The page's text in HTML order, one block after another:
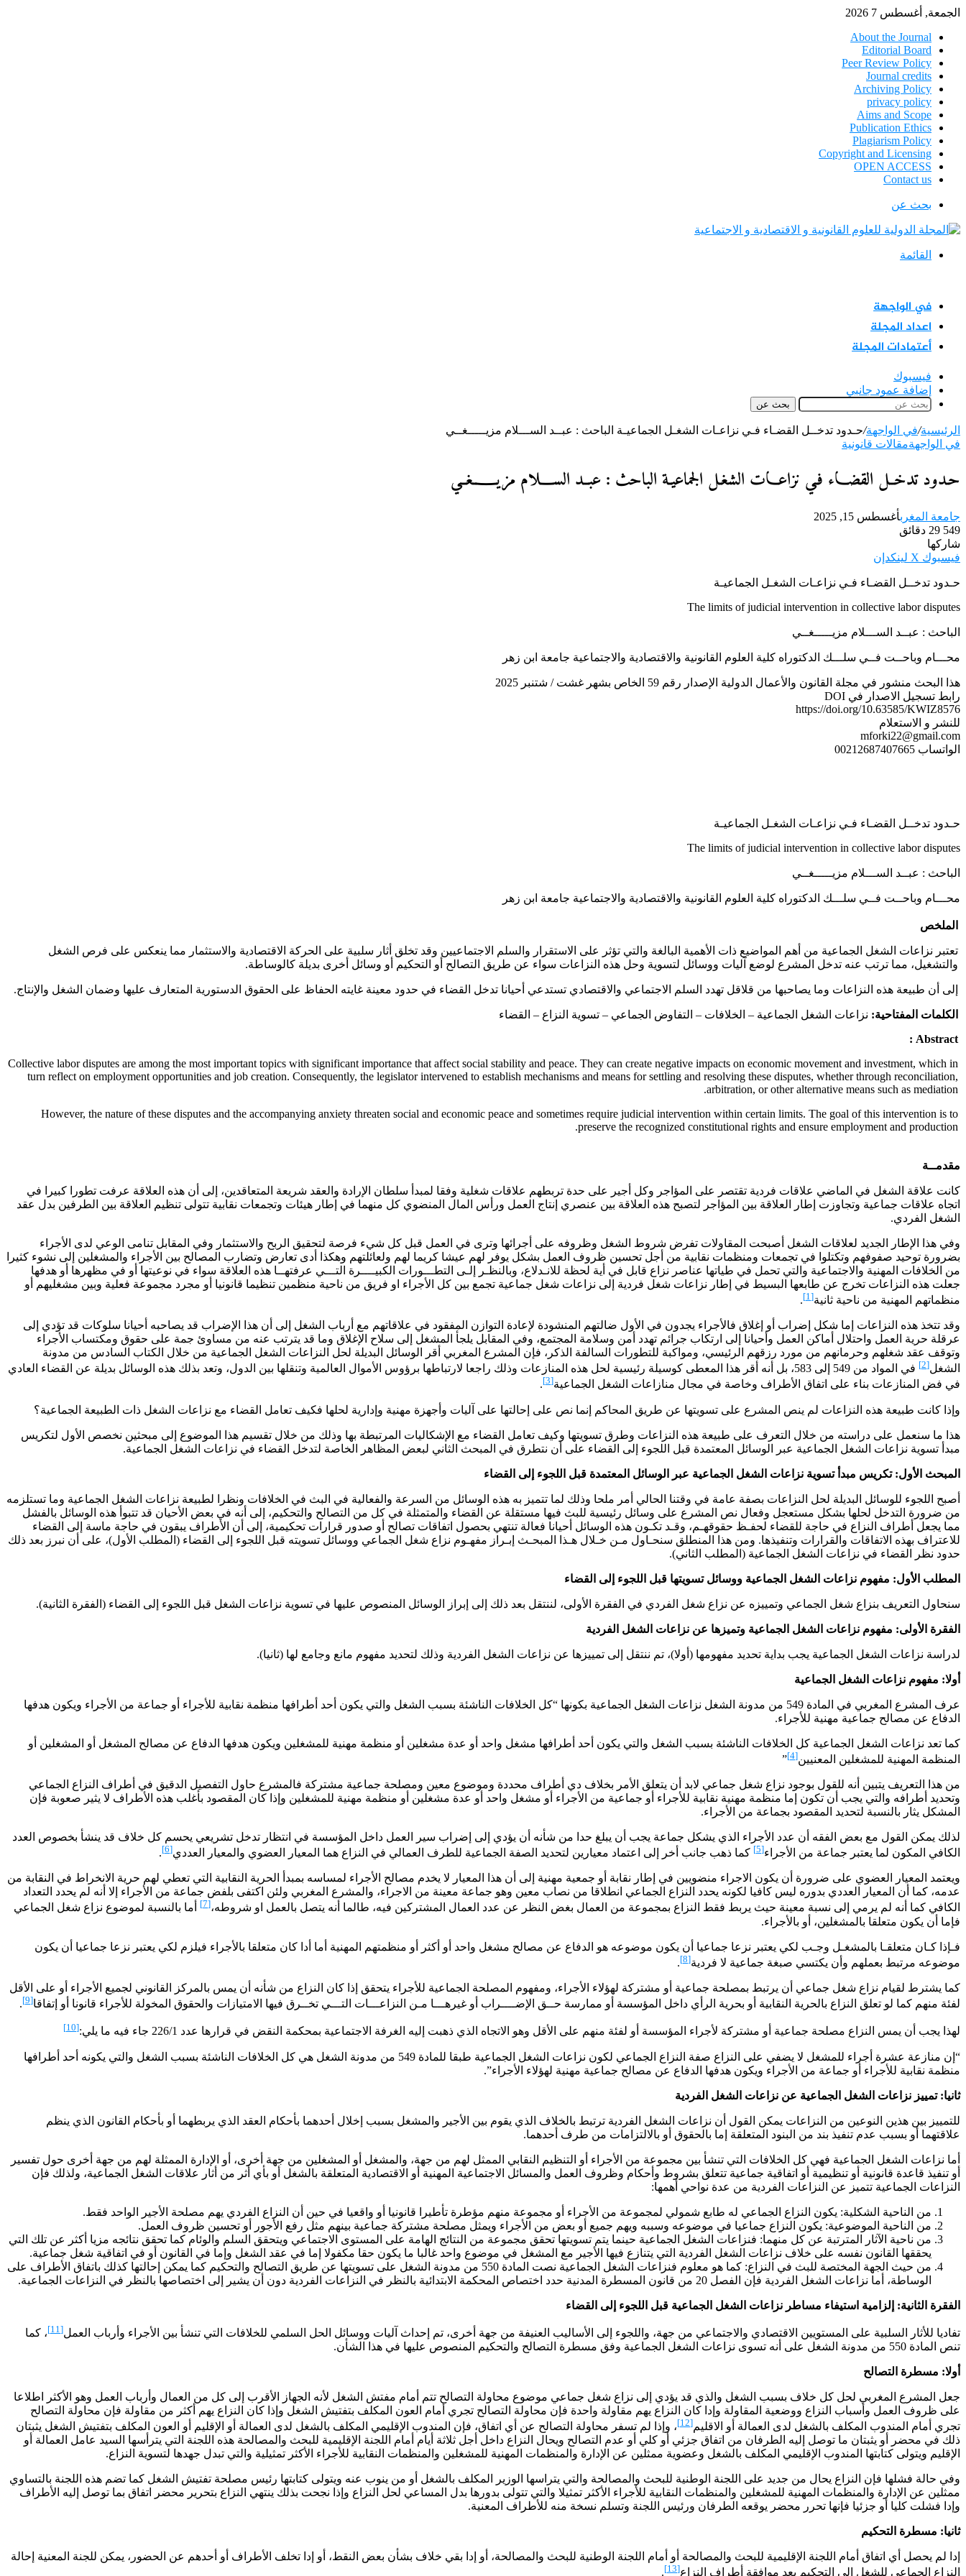
الجمعة, أغسطس 7 2026
About the Journal
Editorial Board
Peer Review Policy
Journal credits
Archiving Policy
privacy policy
Aims and Scope
Publication Ethics
Plagiarism Policy
Copyright and Licensing
OPEN ACCESS
Contact us
بحث عن
القائمة
في الواجهة
اعداد المجلة
أعتمادات المجلة
فيسبوك
إضافة عمود جانبي
بحث عن
الرئيسية/في الواجهة/حـدود تدخــل القضـاء فـي نزاعـات الشغـل الجماعيـة الباحث : عبــد الســـلام مزيـــــغــي
في الواجهةمقالات قانونية
حـدود تدخــل القضـاء فـي نزاعـات الشغـل الجماعيـة الباحث : عبــد الســـلام مزيـــــغــي
جامعة المغربأغسطس 15, 2025
549 29 دقائق
شاركها
فيسبوك ‫X لينكدإن
حـدود تدخــل القضـاء فـي نزاعـات الشغـل الجماعيـة
The limits of judicial intervention in collective labor disputes
الباحث : عبــد الســـلام مزيـــــغــي
محـــام وباحــت فــي سلـــك الدكتوراه كلية العلوم القانونية والاقتصادية والاجتماعية جامعة ابن زهر
هذا البحث منشور في مجلة القانون والأعمال الدولية الإصدار رقم 59 الخاص بشهر غشت / شتنبر 2025
رابط تسجيل الاصدار في DOI
https://doi.org/10.63585/KWIZ8576
للنشر و الاستعلام
mforki22@gmail.com
الواتساب 00212687407665
حـدود تدخــل القضـاء فـي نزاعـات الشغـل الجماعيـة
The limits of judicial intervention in collective labor disputes
الباحث : عبــد الســـلام مزيـــــغــي
محـــام وباحــت فــي سلـــك الدكتوراه كلية العلوم القانونية والاقتصادية والاجتماعية جامعة ابن زهر
الملخص
تعتبر نزاعات الشغل الجماعية من أهم المواضيع ذات الأهمية البالغة والتي تؤثر على الاستقرار والسلم الاجتماعيين وقد تخلق أثار سلبية على الحركة الاقتصادية والاستثمار مما ينعكس على فرص الشغل
والتشغيل، مما ترتب عنه تدخل المشرع لوضع آليات ووسائل لتسوية وحل هذه النزاعات سواء عن طريق التصالح أو التحكيم أو وسائل أخرى بديلة كالوساطة.
إلى أن طبيعة هذه النزاعات وما يصاحبها من قلاقل تهدد السلم الاجتماعي والاقتصادي تستدعي أحيانا تدخل القضاء في حدود معينة غايته الحفاظ على الحقوق الدستورية المتعارف عليها وضمان الشغل والإنتاج.
الكلمات المفتاحية: نزاعات الشغل الجماعية – الخلافات – التفاوض الجماعي – تسوية النزاع – القضاء
Abstract :
Collective labor disputes are among the most important topics with significant importance that affect social stability and peace. They can create negative impacts on economic movement and investment, which in
turn reflect on employment opportunities and job creation. Consequently, the legislator intervened to establish mechanisms and means for settling and resolving these disputes, whether through reconciliation,
arbitration, or other alternative means such as mediation.
However, the nature of these disputes and the accompanying anxiety threaten social and economic peace and sometimes require judicial intervention within certain limits. The goal of this intervention is to
preserve the recognized constitutional rights and ensure employment and production.
مقدمــة
كانت علاقة الشغل في الماضي علاقات فردية تقتصر على المؤاجر وكل أجير على حدة تربطهم علاقات شغلية وفقا لمبدأ سلطان الإرادة والعقد شريعة المتعاقدين، إلى أن هذه العلاقة عرفت تطورا كبيرا في
اتجاه علاقات جماعية وتجاوزت إطار العلاقة بين المؤاجر لتصبح هذه العلاقة بين عنصري إنتاج العمل ورأس المال المنضوي كل منهما في إطار هيئات وتجمعات نقابية تتولى تنظيم العلاقة بين الطرفين بدل عقد
الشغل الفردي.
وفي هذا الإطار الجديد لعلاقات الشغل أصبحت المقاولات تفرض شروط الشغل وظروفه على أجرائها وترى في العمل قبل كل شيء فرصة لتحقيق الربح والاستثمار وفي المقابل تنامى الوعي لدى الأجراء
بضرورة توحيد صفوفهم وتكتلوا في تجمعات ومنظمات نقابية من أجل تحسين ظروف العمل بشكل يوفر لهم عيشا كريما لهم ولعائلتهم وهكذا أدى تعارض وتضارب المصالح بين الأجراء والمشغلين إلى نشوء كثيرا
من الخلافات المهنية والاجتماعية والتي تحمل في طياتها عناصر نزاع قابل في أية لحظة للانـدلاع، وبالنظـر إلـى التطـــورات الكبيــــرة التـــي عرفتهــا هذه العلاقة سواء في نوعيتها أو في مظهرها أو هدفها
جعلت هذه النزاعات تخرج عن طابعها البسيط في إطار نزاعات شغل فردية إلى نزاعات شغل جماعية تجمع بين كل الأجراء او فريق من ناحية منظمين تنظيما قانونيا أو مجرد مجموعة فعلية وبين مشغليهم أو
منظماتهم المهنية من ناحية ثانية[1]
.
وقد تتخذ هذه النزاعات إما شكل إضراب أو إغلاق فالأجراء يجدون في الأول ضالتهم المنشودة لإعادة التوازن المفقود في علاقاتهم مع أرباب الشغل إلى أن هذا الإضراب قد يصاحبه أحيانا سلوكات قد تؤدي إلى
عرقلة حرية العمل واحتلال أماكن العمل وأحيانا إلى ارتكاب جرائم تهدد أمن وسلامة المجتمع، وفي المقابل يلجأ المشغل إلى سلاح الإغلاق وما قد يترتب عنه من مساوئ جمة على حقوق ومكتساب الأجراء
وتوقف عقد شغلهم وحرمانهم من مورد رزقهم الرئيسي، ومواكبة للتطورات السالفة الذكر، فإن المشرع المغربي أقر الوسائل البديلة لحل النزاعات الشغل الجماعية من خلال الكتاب السادس من مدونة
الشغل[2]
في المواد من 549 إلى 583، بل أنه أقر هذا المعطى كوسيلة رئيسية لحل هذه المنازعات وذلك راجعا لارتباطها برؤوس الأموال العالمية وتنقلها بين الدول، وتعد بذلك هذه الوسائل بديلة عن القضاء العادي
في فض المنازعات بناء على اتفاق الأطراف وخاصة في مجال منازاعات الشغل الجماعية[3]
.
وإذا كانت طبيعة هذه النزاعات لم ينص المشرع على تسويتها عن طريق المحاكم إنما نص على إحالتها على آليات وأجهزة مهنية وإدارية لحلها فكيف تعامل القضاء مع نزاعات الشغل ذات الطبيعة الجماعية؟
هذا ما سنعمل على دراسته من خلال التعرف على طبيعة هذه النزاعات وطرق تسويتها وكيف تعامل القضاء مع الإشكاليات المرتبطة بها وذلك من خلال تقسيم هذا الموضوع إلى مبحثين نخصص الأول لتكريس
مبدأ تسوية نزاعات الشغل الجماعية عبر الوسائل المعتمدة قبل اللجوء إلى القضاء على أن نتطرق في المبحث الثاني لبعض المظاهر الخاصة لتدخل القضاء في نزاعات الشغل الجماعية.
المبحث الأول: تكريس مبدأ تسوية نزاعات الشغل الجماعية عبر الوسائل المعتمدة قبل اللجوء إلى القضاء
أصبح اللجوء للوسائل البديلة لحل النزاعات بصفة عامة في وقتنا الحالي أمر ملحا وذلك لما تتميز به هذه الوسائل من السرعة والفعالية في البث في الخلافات ونظرا لطبيعة نزاعات الشغل الجماعية وما تستلزمه
من ضرورة التدخل لحلها بشكل مستعجل وفعال نص المشرع على وسائل رئيسية للبث فيها مستقلة عن القضاء والمتمثلة في كل من التصالح والتحكيم، إلى أنه في بعض الأحيان قد تتبوأ هذه الوسائل بالفشل
مما يجعل أطراف النزاع في حاجة للقضاء لحفـظ حقوقهـم، وقـد تكـون هذه الوسائل أحيانا فعالة تنتهي بحصول اتفاقات تصالح أو صدور قرارات تحكيمية، إلى أن الأطراف يبقون في حاجة ماسة إلى القضاء
للاعتراف بهذه الاتفاقات والقرارات وتنفيذها. ومن هذا المنطلق سنحـاول مـن خـلال هـذا المبحـث إبـراز مفهـوم نزاع شغل الجماعي ووسائل تسويته قبل اللجوء إلى القضاء (المطلب الأول)، على أن نبرز بعد ذلك
حدود نظر القضاء في نزاعات الشغل الجماعية (المطلب الثاني).
المطلب الأول: مفهوم نزاعات الشغل الجماعية ووسائل تسويتها قبل اللجوء إلى القضاء
سنحاول التعريف بنزاع شغل الجماعي وتمييزه عن نزاع شغل الفردي في الفقرة الأولى، لننتقل بعد ذلك إلى إبراز الوسائل المنصوص عليها في تسوية نزاعات الشغل قبل اللجوء إلى القضاء (الفقرة الثانية).
الفقرة الأولى: مفهوم نزاعات الشغل الجماعية وتميزها عن نزاعات الشغل الفردية
لدراسة نزاعات الشغل الجماعية يجب بداية تحديد مفهومها (أولا)، تم ننتقل إلى تمييزها عن نزاعات الشغل الفردية وذلك لتحديد مفهوم مانع وجامع لها (ثانيا).
أولا: مفهوم نزاعات الشغل الجماعية
عرف المشرع المغربي في المادة 549 من مدونة الشغل نزاعات الشغل الجماعية بكونها “كل الخلافات الناشئة بسبب الشغل والتي يكون أحد أطرافها منظمة نقابية للأجراء أو جماعة من الأجراء ويكون هدفها
الدفاع عن مصالح جماعية مهنية للأجراء.
كما تعد نزاعات الشغل الجماعية كل الخلافات الناشئة بسبب الشغل والتي يكون أحد أطرافها مشغل واحد أو عدة مشغلين أو منظمة مهنية للمشغلين ويكون هدفها الدفاع عن مصالح المشغل أو المشغلين أو
المنظمة المهنية للمشغلين المعنيين[4]
”
من هذا التعريف يتبين أنه للقول بوجود نزاع شغل جماعي لابد أن يتعلق الأمر بخلاف دي أطراف محددة وموضوع معين ومصلحة جماعية مشتركة فالمشرع حاول التفصيل الدقيق في أطراف النزاع الجماعي
وتحديد أطرافه والتي يجب أن تكون إما منظمة مهنية نقابية للأجراء أو جماعية من الأجراء أو مشغل واحد أو عدة مشغلين أو منظمة مهنية للمشغلين وإذا كان المقصود بأغلب هذه الأطراف لا يثير صعوبة فإن
المشكل يثار بالنسبة لتحديد المقصود بجماعة من الأجراء.
لذلك يمكن القول مع بعض الفقه أن عدد الأجراء الذي يشكل جماعة يجب أن يبلغ حدا من شأنه أن يؤدي إلى إضراب سير العمل داخل المؤسسة في انتظار تدخل تشريعي يحسم كل خلاف قد ينشأ بخصوص العدد
الكافي المكون لما يعتبر جماعة من الأجراء[5] كما ذهب جانب أخر إلى اعتماد معيارين لتحديد الصفة الجماعية للطرف العمالي في النزاع هما المعيار العضوي والمعيار العددي[6]
.
ويعتمد المعيار العضوي على ضرورة أن يكون الاجراء منضويين في إطار نقابة أو جمعية مهنية إلى أن هذا المعيار لا يخدم مصالح الأجراء لمساسه بمبدأ الحرية النقابية التي تعطي لهم حرية الانخراط في النقابة من
عدمه، كما أن المعيار العددي بدوره ليس كافيا لكونه يحدد النزاع الجماعي انطلاقا من نصاب معين وهو جماعة معينة من الاجراء، والمشرع المغربي ولئن اكتفى بلفض جماعة من الأجراء إلا أنه لم يحدد التعداد
الكافي كما أنه لم يرمي إلى نسبة معينة حيث يربط فقط النزاع بمجموعة من العمال بغض النظر عن عدد العمال المشتركين فيه، طالما أنه يتصل بالعمل او شروطه،[7]
أما بالنسبة لموضوع نزاع شغل الجماعي
فإما أن يكون متعلقا بالمشغلين، أو بالأجراء.
فـإذا كـان متعلقـا بالمشغـل وجـب لكي يعتبر نزعا جماعيا أن يكون موضوعه هو الدفاع عن مصالح مشغل واحد أو أكثر أو منظمتهم المهنية أما أدا كان متعلقا بالأجراء فيلزم لكي يعتبر نزعا جماعيا أن يكون
موضوعه مرتبط بعملهم وأن يكتسي صبغة جماعية لا فردية[8]
.
كما يشترط لقيام نزاع شغل جماعي أن يرتبط بمصلحة جماعية أو مشتركة لهؤلاء الأجراء، ومفهوم المصلحة الجماعية للأجراء يتحقق إذا كان النزاع من شأنه أن يمس بالمركز القانوني لجميع الأجراء أو على الأقل
لفئة منهم كما لو تعلق النزاع بالحرية النقابية أو بحرية الرأي داخل المؤسسة أو ممارسة حــق الإضــــراب أو غيرهـــا مـن النزاعـــات التـــي تخــرق فيها الامتيازات والحقوق المخولة للأجراء قانونا أو إتفاقا[9]
.
لهذا يجب أن يمس النزاع مصلحة جماعية أو مشتركة لأجراء المؤسسة أو لفئة منهم على الأقل وهو الاتجاه الذي ذهبت إليه الغرفة الاجتماعية بمحكمة النقض في قرارها عدد 226/1 جاء فيه ما يلي: [10]
“إن منازعة عشرة أجراء للمشغل لا يضفي على النزاع صفة النزاع الجماعي لكون نزاعات الشغل الجماعية طبقا للمادة 549 من مدونة الشغل هي كل الخلافات الناشئة بسبب الشغل والتي يكونه أحد أطرافها
منظمة نقابية للأجراء أو جماعة من الأجراء ويكون هدفها الدفاع عن مصالح جماعية مهنية لهؤلاء الأجراء”.
ثانيا: تمييز نزاعات الشغل الجماعية عن نزاعات الشغل الفردية
للتمييز بين هذين النوعين من النزاعات يمكن القول أن نزاعات الشغل الفردية ترتبط بالخلاف الذي يقوم بين الأجير والمشغل بسبب إخلال أحدهما بأحكام العقد الذي يربطهما أو بأحكام القانون الذي ينظم
علاقتهما أو بسبب عدم تنفيذ بند من البنود المتعلقة إما بالحقوق أو بالالتزامات من طرف أحدهما.
أما نزاعات الشغل الجماعية فهي كل الخلافات التي تنشأ بين مجموعة من الأجراء أو التنظيم النقابي الممثل لهم من جهة، والمشغل أو المشغلين من جهة أخرى، أو الإدارة الممثلة لهم من جهة أخرى حول تفسير
أو تنفيذ قاعدة قانونية أو تنظيمية أو اتفاقية جماعية تتعلق بشروط وأحكام وظروف العمل والمسائل الاجتماعية المهنية أو الاقتصادية المتعلقة بالشغل أو بأي أثر من أثار علاقات الشغل الجماعية، ولذلك فإن
النزاعات الجماعية تتميز عن النزاعات الفردية من عدة نواحي أهمها:
من الناحية الشكلية: يكون النزاع الجماعي له طابع شمولي لمجموعة من الأجراء أو مجموعة منهم مؤطرة تأطيرا قانونيا أو واقعيا في حين أن النزاع الفردي يهم مصلحة الأجير الواحد فقط.
من الناحية الموضوعية: يكون النزاع جماعيا في موضوعه وسببه ويهم جميع أو بعض من الأجراء ويمثل مصلحة مشتركة جماعية بينهم مثل رفع الأجور أو تحسين ظروف العمل.
من ناحية الآثار المترتبة عن كل منهما: فنزاعات الشغل الجماعية حينما يتم تسويتها تحقق مجموعة من النتائج الهامة على المستوى الاجتماعي ويتحقق السلم والوئام كما تحقق نتائجه مزيا أكثر عن تلك التي
يحققها القانون نفسه على خلاف نزاعات الشغل الفردية التي يتنازع فيها الأجير مع المشغل في موضوع واحد غالبا ما يكون حقا مكفولا إما في عقد الشغل وإما في القانون أو في اتفاقية شغل جماعية.
من حيث الجهة المختصة للبث في النزاع: كما هو معلوم فنزاعات الشغل الجماعية نصت المادة 550 من مدونة الشغل على تسويتها عن طريق التصالح والتحكيم كما يمكن إحالتها كذلك باتفاق الأطراف على
الوساطة، أما نزاعات الشغل الفردية فإن الفصل 20 من قانون المسطرة المدنية حدد اختصاص المحكمة الابتدائية بالنظر في النزاعات الفردية دون أن يشير إلى اختصاصها بالنظر في النزاعات الجماعية.
الفقرة الثانية: إلزامية استيفاء مساطر نزاعات الشغل الجماعية قبل اللجوء إلى القضاء
تفاديا للأثار السلبية على المستويين الاقتصادي والاجتماعي من جهة، واللجوء إلى الأساليب العنيفة من جهة أخرى، تم إحداث آليات ووسائل الحل السلمي للخلافات التي تنشأ بين الأجراء وأرباب العمل[11]
، كما
تنص المادة 550 من مدونة الشغل على أنه تسوى نزاعات الشغل الجماعية وفق مسطرة التصالح والتحكيم المنصوص عليها في هذا الشأن.
أولا: مسطرة التصالح
جعل المشرع المغربي لحل كل خلاف بسبب الشغل والذي قد يؤدي إلى نزاع شغل جماعي موضوع محاولة التصالح تتم أمام مفتش الشغل لأنه الجهاز الأقرب إلى كل من العمال وأرباب العمل وهو الأكثر اطلاعا
على ظروف العمل وأسباب النزاع ووضعية المقاولة وإدا كان النزاع يهم مقاولة واحدة فإن محاولة التصالح تجري أمام العون المكلف بتفتيش الشغل وإذا كان النزاع يهم أكثر من مقاولة فإن محاولة التصالح
تجري أمام المندوب المكلف بالشغل لدى العمالة أو الاقليم[12]
، وإذا لم تسفر محاولة التصالح عن أي اتفاق، فإن المندوب الإقليمي المكلف بالشغل لدى العمالة أو الإقليم أو العون المكلف بتفتيش الشغل يثبتان
ذلك في محضر أو يثبتان ما توصل إليه الطرفان من اتفاق جزئي أو كلي أو عدم التصالح ويحال النزاع داخل أجل ثلاثة أيام أمام اللجنة الإقليمية للبحث والمصالحة هذه اللجنة التي يترأسها السيد عامل العمالة أو
الإقليم ويتولى كتابتها المندوب الإقليمي المكلف بالشغل وعضوية ممثلين عن الإدارة والمنظمات المهنية للمشغلين والمنظمات النقابية للأجراء الأكثر تمثيلية والتي تبدل جهدها لتسوية النزاع.
وفي حالة فشلها فإن النزاع يحال من جديد على اللجنة الوطنية للبحث والمصالحة والتي يتراسها الوزير المكلف بالشغل أو من ينوب عنه ويتولى كتابتها رئيس مصلحة تفتيش الشغل كما تضم هذه اللجنة بالتساوي
ممثلين عن الإدارة والمنظمات المهنية للمشغلين والمنظمات النقابية للأجراء الأكثر تمثيلا والتي تتولى بدورها بدل المساعي لحل النزاع وإذا نجحت بذلك ينتهي النزاع بتحرير محضر اتفاق بما توصل إليه الأطراف
وإدا فشلت كليا أو جزئيا فإنها تحرر محضر يوقعه الطرفان ورئيس اللجنة وتسلم نسخة منه للأطراف المعنية.
ثانيا: مسطرة التحكيم
إدا لم يحصل أي اتفاق أمام اللجنة الإقليمية للبحث والمصالحة أو أمام اللجنة الوطنية للبحث والمصالحة، أو إدا بقي خلاف بشأن بعض النقط، أو إدا تخلف الأطراف أو أحدهم عن الحضور، يمكن للجنة المعنية إحالة
النزاع الجماعي للشغل إلى التحكيم بعد موافقة أطراف النزاع[13]
.